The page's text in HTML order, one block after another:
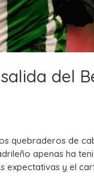
del
quebraderos de
apenas ha
expectativas y el